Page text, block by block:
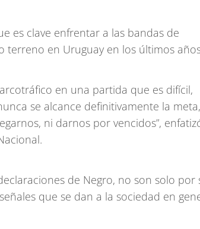
es clave enfrentar a las bandas de
terreno en Uruguay en los últimos
en una partida que es difícil,
se alcance definitivamente la
ni darnos por vencidos”,
de Negro, no son solo por
que se dan a la sociedad en